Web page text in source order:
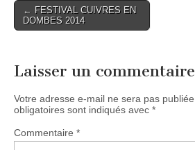
Post
navigation
← FESTIVAL CUIVRES EN
DOMBES 2014
Laisser un commentaire
Votre adresse e-mail ne sera pas publiée.
obligatoires sont indiqués avec *
Commentaire *